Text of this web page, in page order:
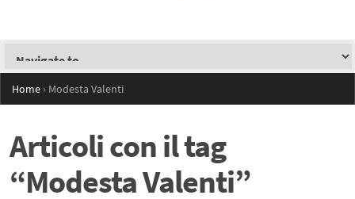
Home › Modesta Valenti
Articoli con il tag
“Modesta Valenti”